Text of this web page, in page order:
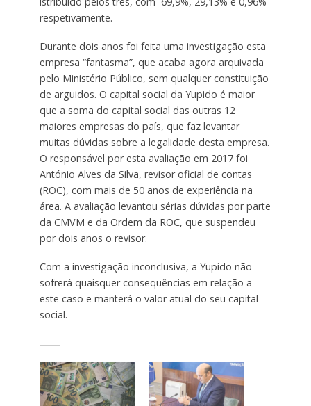
respetivamente.
Durante dois anos foi feita uma investigação esta
empresa “fantasma”, que acaba agora arquivada
pelo Ministério Público, sem qualquer constituição
de arguidos. O capital social da Yupido é maior
que a soma do capital social das outras 12
maiores empresas do país, que faz levantar
muitas dúvidas sobre a legalidade desta empresa.
O responsável por esta avaliação em 2017 foi
António Alves da Silva, revisor oficial de contas
(ROC), com mais de 50 anos de experiência na
área. A avaliação levantou sérias dúvidas por parte
da CMVM e da Ordem da ROC, que suspendeu
por dois anos o revisor.
Com a investigação inconclusiva, a Yupido não
sofrerá quaisquer consequências em relação a
este caso e manterá o valor atual do seu capital
social.